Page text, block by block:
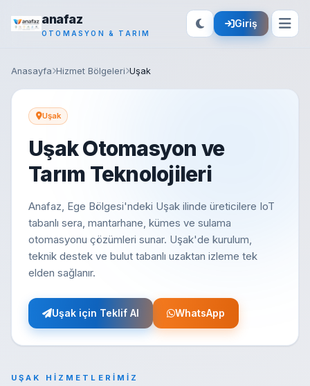
anafaz
OTOMASYON & TARIM
Giriş
Anasayfa Hizmet Bölgeleri Uşak
Uşak
Uşak Otomasyon ve
Tarım Teknolojileri
Anafaz, Ege Bölgesi'ndeki Uşak ilinde üreticilere IoT
tabanlı sera, mantarhane, kümes ve sulama
otomasyonu çözümleri sunar. Uşak'de kurulum,
teknik destek ve bulut tabanlı uzaktan izleme tek
elden sağlanır.
Uşak için Teklif Al WhatsApp
UŞAK HIZMETLERIMIZ